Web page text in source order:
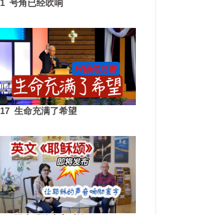
1 号角已经吹响
17 生命充满了希望